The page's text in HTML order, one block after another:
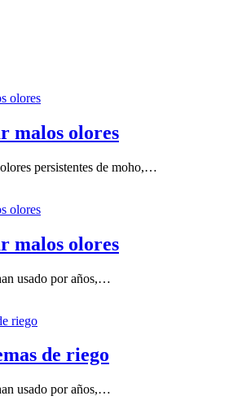
malos olores
persistentes de moho,…
malos olores
usado por años,…
de riego
usado por años,…